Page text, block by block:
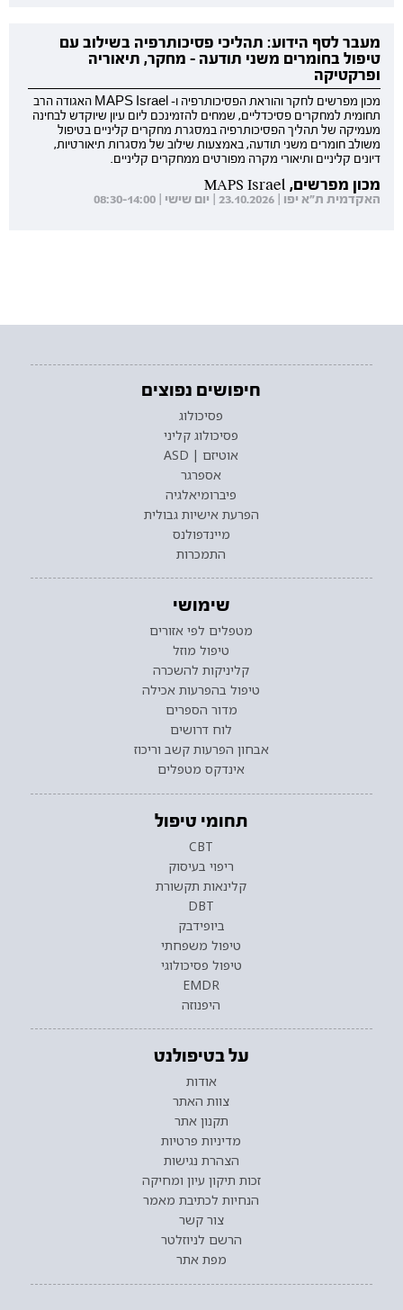
מעבר לסף הידוע: תהליכי פסיכותרפיה בשילוב עם
טיפול בחומרים משני תודעה - מחקר, תיאוריה
ופרקטיקה
מכון מפרשים לחקר והוראת הפסיכותרפיה ו- MAPS Israel האגודה הרב
תחומית למחקרים פסיכדליים, שמחים להזמינכם ליום עיון שיוקדש לבחינה
מעמיקה של תהליך הפסיכותרפיה במסגרת מחקרים קליניים בטיפול
משולב חומרים משני תודעה, באמצעות שילוב של מסגרות תיאורטיות,
דיונים קליניים ותיאורי מקרה מפורטים ממחקרים קליניים.
מכון מפרשים, MAPS Israel
האקדמית ת"א יפו | 23.10.2026 | יום שישי | 08:30-14:00
חיפושים נפוצים
פסיכולוג
פסיכולוג קליני
אוטיזם | ASD
אספרגר
פיברומיאלגיה
הפרעת אישיות גבולית
מיינדפולנס
התמכרות
שימושי
מטפלים לפי אזורים
טיפול מוזל
קליניקות להשכרה
טיפול בהפרעות אכילה
מדור הספרים
לוח דרושים
אבחון הפרעות קשב וריכוז
אינדקס מטפלים
תחומי טיפול
CBT
ריפוי בעיסוק
קלינאות תקשורת
DBT
ביופידבק
טיפול משפחתי
טיפול פסיכולוגי
EMDR
היפנוזה
על בטיפולנט
אודות
צוות האתר
תקנון אתר
מדיניות פרטיות
הצהרת נגישות
זכות תיקון עיון ומחיקה
הנחיות לכתיבת מאמר
צור קשר
הרשם לניוזלטר
מפת אתר